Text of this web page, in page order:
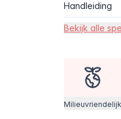
Handleiding
Bekijk alle
Milieuvriendelijk